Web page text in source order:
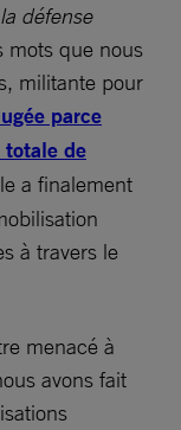
défense
mots que nous
militante pour
parce
totale de
a finalement
à travers le
menacé à
avons fait